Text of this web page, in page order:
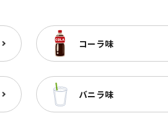
コーラ味
バニラ味